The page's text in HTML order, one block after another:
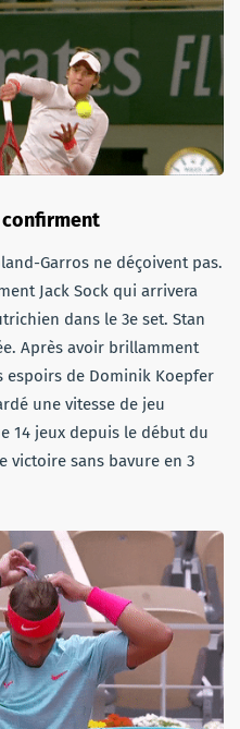
confirment
Garros ne déçoivent pas.
Jack Sock qui arrivera
dans le 3e set. Stan
Après avoir brillamment
espoirs de Dominik Koepfer
une vitesse de jeu
14 jeux depuis le début du
victoire sans bavure en 3